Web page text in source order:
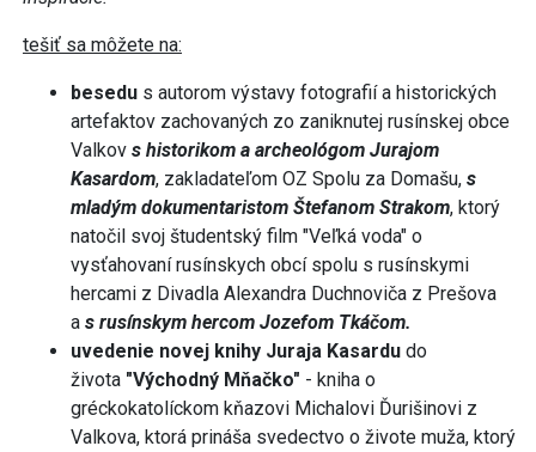
tešiť sa môžete na:
besedu s autorom výstavy fotografií a historických
artefaktov zachovaných zo zaniknutej rusínskej obce
Valkov s historikom a archeológom Jurajom
Kasardom, zakladateľom OZ Spolu za Domašu, s
mladým dokumentaristom Štefanom Strakom, ktorý
natočil svoj študentský film "Veľká voda" o
vysťahovaní rusínskych obcí spolu s rusínskymi
hercami z Divadla Alexandra Duchnoviča z Prešova
a s rusínskym hercom Jozefom Tkáčom.
uvedenie novej knihy Juraja Kasardu do
života "Východný Mňačko" - kniha o
gréckokatolíckom kňazovi Michalovi Ďurišinovi z
Valkova, ktorá prináša svedectvo o živote muža, ktorý